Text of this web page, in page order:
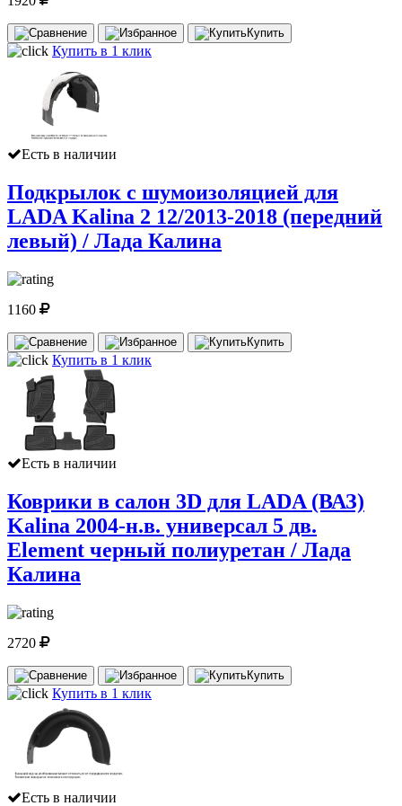
Купить
Купить в 1 клик
Есть в наличии
Подкрылок с шумоизоляцией для
LADA Kalina 2 12/2013-2018 (передний
левый) / Лада Калина
1160
Купить
Купить в 1 клик
Есть в наличии
Коврики в салон 3D для LADA (ВАЗ)
Kalina 2004-н.в. универсал 5 дв.
Element черный полиуретан / Лада
Калина
2720
Купить
Купить в 1 клик
Есть в наличии